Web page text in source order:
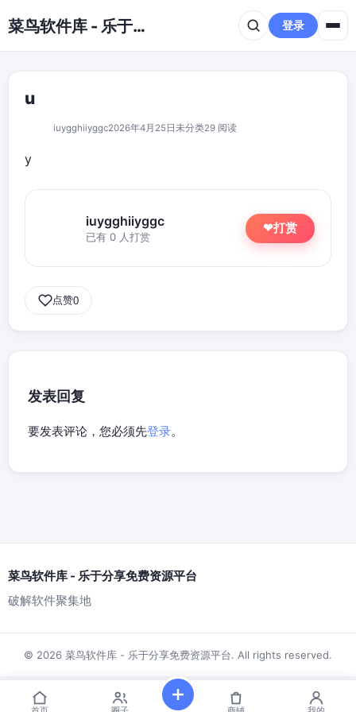
菜鸟软件库 - 乐于分享免费资源平台 登录
u
iuygghiiyggc2026年4月25日 未分类29 阅读
y
iuygghiiyggc
已有 0 人打赏
❤打赏
点赞0
发表回复
要发表评论，您必须先登录。
菜鸟软件库 - 乐于分享免费资源平台
破解软件聚集地
© 2026 菜鸟软件库 - 乐于分享免费资源平台. All rights reserved.